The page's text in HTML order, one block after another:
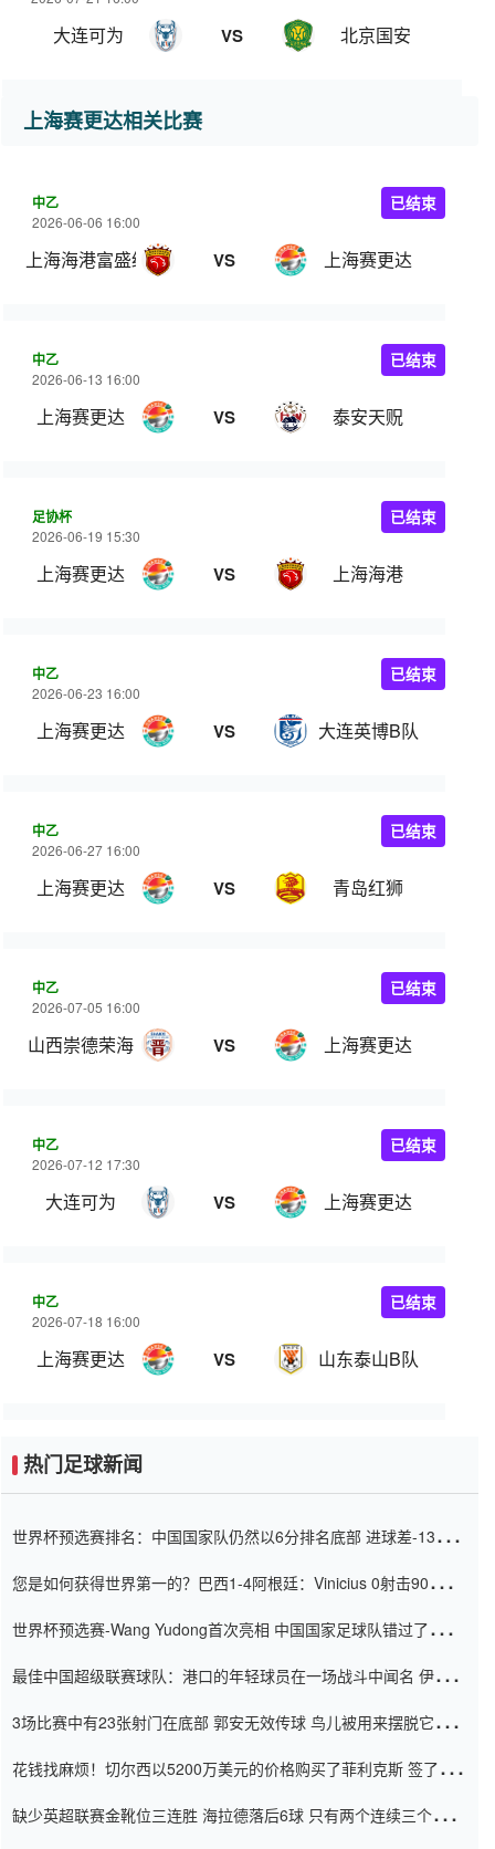
大连可为 VS 北京国安
上海赛更达相关比赛
中乙
2026-06-06 16:00
上海海港富盛经开 VS 上海赛更达
已结束
中乙
2026-06-13 16:00
上海赛更达 VS 泰安天贶
已结束
足协杯
2026-06-19 15:30
上海赛更达 VS 上海海港
已结束
中乙
2026-06-23 16:00
上海赛更达 VS 大连英博B队
已结束
中乙
2026-06-27 16:00
上海赛更达 VS 青岛红狮
已结束
中乙
2026-07-05 16:00
山西崇德荣海 VS 上海赛更达
已结束
中乙
2026-07-12 17:30
大连可为 VS 上海赛更达
已结束
中乙
2026-07-18 16:00
上海赛更达 VS 山东泰山B队
已结束
热门足球新闻
世界杯预选赛排名：中国国家队仍然以6分排名底部 进球差-13令人
您是如何获得世界第一的？巴西1-4阿根廷：Vinicius 0射击90分钟
世界杯预选赛-Wang Yudong首次亮相 中国国家足球队错过了世界
最佳中国超级联赛球队：港口的年轻球员在一场战斗中闻名 伊万放
3场比赛中有23张射门在底部 郭安无效传球 鸟儿被用来摆脱它
花钱找麻烦！切尔西以5200万美元的价格购买了菲利克斯 签了7年
缺少英超联赛金靴位三连胜 海拉德落后6球 只有两个连续三个连续